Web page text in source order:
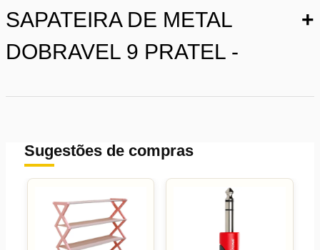
SAPATEIRA DE METAL
DOBRAVEL 9 PRATEL -
+
Sugestões de compras